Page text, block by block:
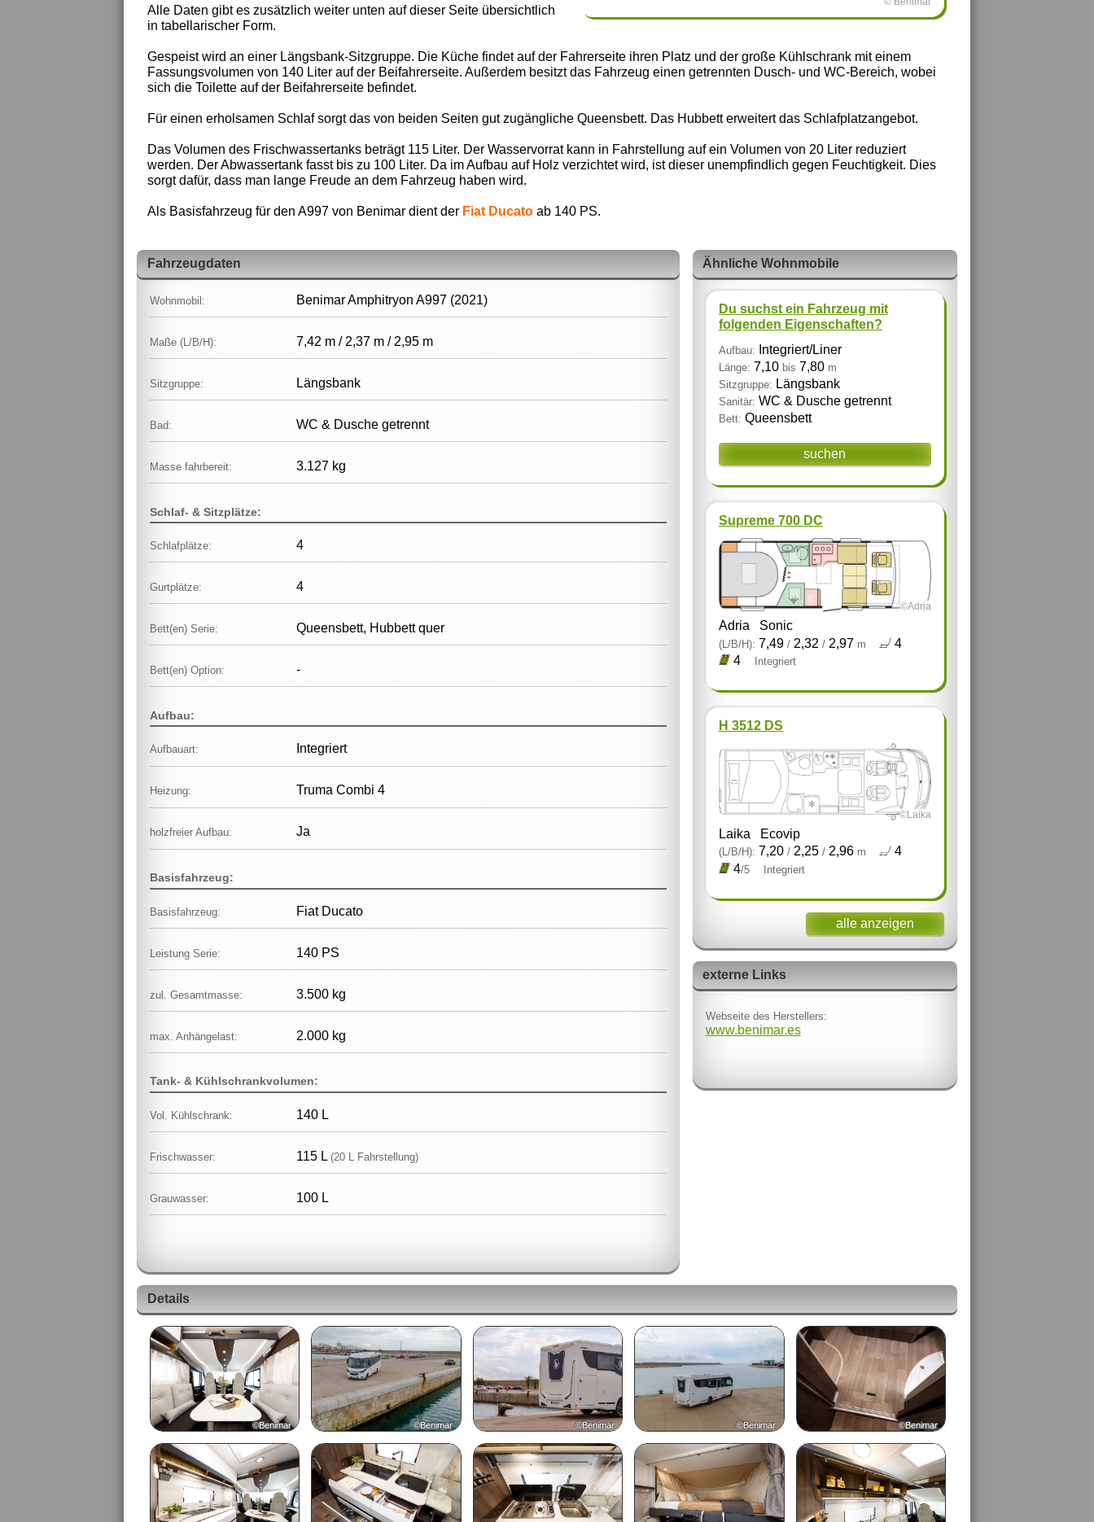
Alle Daten gibt es zusätzlich weiter unten auf dieser Seite übersichtlich
in tabellarischer Form.
Gespeist wird an einer Längsbank-Sitzgruppe. Die Küche findet auf der Fahrerseite ihren Platz und der große Kühlschrank mit einem
Fassungsvolumen von 140 Liter auf der Beifahrerseite. Außerdem besitzt das Fahrzeug einen getrennten Dusch- und WC-Bereich, wobei
sich die Toilette auf der Beifahrerseite befindet.
Für einen erholsamen Schlaf sorgt das von beiden Seiten gut zugängliche Queensbett. Das Hubbett erweitert das Schlafplatzangebot.
Das Volumen des Frischwassertanks beträgt 115 Liter. Der Wasservorrat kann in Fahrstellung auf ein Volumen von 20 Liter reduziert
werden. Der Abwassertank fasst bis zu 100 Liter. Da im Aufbau auf Holz verzichtet wird, ist dieser unempfindlich gegen Feuchtigkeit. Dies
sorgt dafür, dass man lange Freude an dem Fahrzeug haben wird.
Als Basisfahrzeug für den A997 von Benimar dient der Fiat Ducatoab 140 PS.
Fahrzeugdaten
Wohnmobil: Benimar Amphitryon A997 (2021)
Maße (L/B/H): 7,42 m / 2,37 m / 2,95 m
Sitzgruppe: Längsbank
Bad: WC & Dusche getrennt
Masse fahrbereit: 3.127 kg
Schlaf- & Sitzplätze:
Schlafplätze: 4
Gurtplätze: 4
Bett(en) Serie: Queensbett, Hubbett quer
Bett(en) Option: -
Aufbau:
Aufbauart: Integriert
Heizung: Truma Combi 4
holzfreier Aufbau: Ja
Basisfahrzeug:
Basisfahrzeug: Fiat Ducato
Leistung Serie: 140 PS
zul. Gesamtmasse: 3.500 kg
max. Anhängelast: 2.000 kg
Tank- & Kühlschrankvolumen:
Vol. Kühlschrank: 140 L
Frischwasser: 115 L (20 L Fahrstellung)
Grauwasser: 100 L
Ähnliche Wohnmobile
Du suchst ein Fahrzeug mit
folgenden Eigenschaften?
Aufbau: Integriert/Liner
Länge: 7,10 bis 7,80 m
Sitzgruppe: Längsbank
Sanitär: WC & Dusche getrennt
Bett: Queensbett
suchen
Supreme 700 DC
©Adria
Adria Sonic
(L/B/H): 7,49 /2,32 /2,97 m
4
4
Integriert
H 3512 DS
©Laika
Laika Ecovip
(L/B/H): 7,20 /2,25 /2,96 m
4
4/5 Integriert
alle anzeigen
externe Links
Webseite des Herstellers:
www.benimar.es
Details
©Benimar ©Benimar ©Benimar ©Benimar ©Benimar